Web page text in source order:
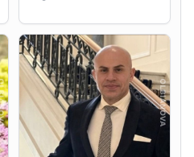
Giuseppe Saba
5 agosto 2026